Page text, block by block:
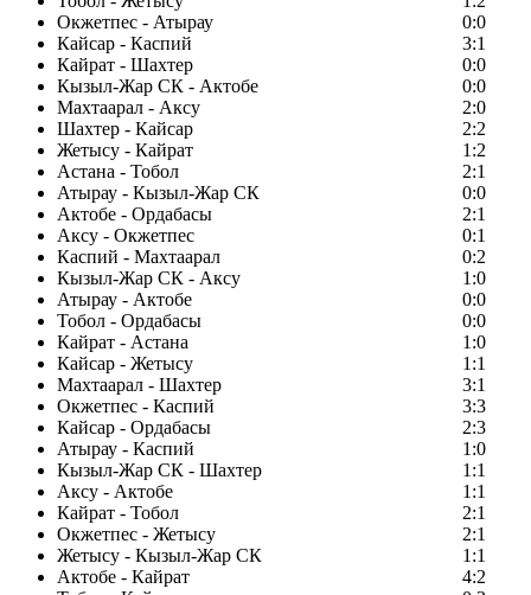
Окжетпес - Атырау
0:0
Кайсар - Каспий
3:1
Кайрат - Шахтер
0:0
Кызыл-Жар СК - Актобе
0:0
Махтаарал - Аксу
2:0
Шахтер - Кайсар
2:2
Жетысу - Кайрат
1:2
Астана - Тобол
2:1
Атырау - Кызыл-Жар СК
0:0
Актобе - Ордабасы
2:1
Аксу - Окжетпес
0:1
Каспий - Махтаарал
0:2
Кызыл-Жар СК - Аксу
1:0
Атырау - Актобе
0:0
Тобол - Ордабасы
0:0
Кайрат - Астана
1:0
Кайсар - Жетысу
1:1
Махтаарал - Шахтер
3:1
Окжетпес - Каспий
3:3
Кайсар - Ордабасы
2:3
Атырау - Каспий
1:0
Кызыл-Жар СК - Шахтер
1:1
Аксу - Актобе
1:1
Кайрат - Тобол
2:1
Окжетпес - Жетысу
2:1
Жетысу - Кызыл-Жар СК
1:1
Актобе - Кайрат
4:2